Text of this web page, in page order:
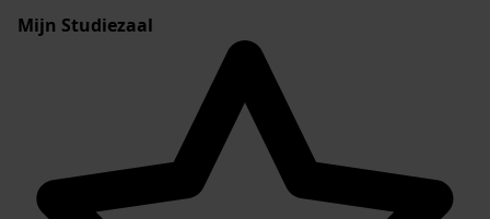
Mijn Studiezaal